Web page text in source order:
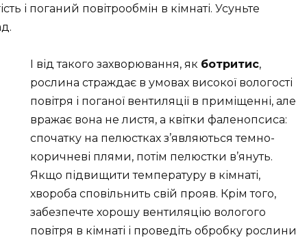
і поганий повітрообмін в кімнаті. Усуньте
І від такого захворювання, як ботритис,
рослина страждає в умовах високої вологості
повітря і поганої вентиляції в приміщенні, але
вражає вона не листя, а квітки фаленопсиса:
спочатку на пелюстках з’являються темно-
коричневі плями, потім пелюстки в’януть.
Якщо підвищити температуру в кімнаті,
хвороба сповільнить свій прояв. Крім того,
забезпечте хорошу вентиляцію вологого
повітря в кімнаті і проведіть обробку рослини